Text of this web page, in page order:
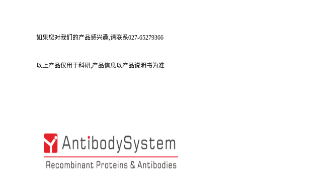
如果您对我们的产品感兴趣,请联系027-65279366
以上产品仅用于科研,产品信息以产品说明书为准